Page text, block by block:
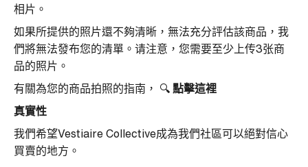
相片。
如果所提供的照片還不夠清晰，無法充分評估該商品，我
們將無法發布您的清單。请注意，您需要至少上传3张商
品的照片。
有關為您的商品拍照的指南， 🔍 點擊這裡
真實性
我們希望Vestiaire Collective成為我們社區可以絕對信心
買賣的地方。